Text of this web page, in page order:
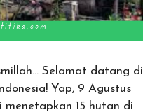
Selamat datang di
Yap, 9 Agustus
15 hutan di